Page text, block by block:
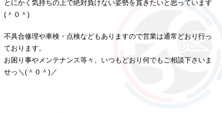
とにかく気持ちの上で絶対負けない姿勢を貫きたいと思っています
(＾０＾)
不具合修理や車検・点検などもありますので営業は通常どおり行っ
ております。
お困り事やメンテナンス等々、いつもどおり何でもご相談下さいま
せっ＼(＾０＾)／